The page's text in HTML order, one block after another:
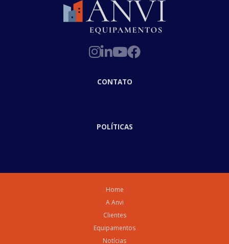
CONTATO
POLÍTICAS
Home
A Anvi
Clientes
Equipamentos
Notícias